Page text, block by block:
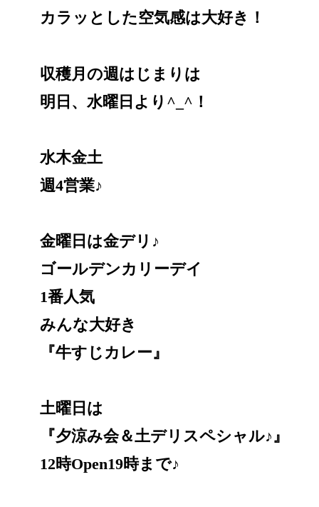
カラッとした空気感は大好き！
収穫月の週はじまりは
明日、水曜日より^_^！
水木金土
週4営業♪
金曜日は金デリ♪
ゴールデンカリーデイ
1番人気
みんな大好き
『牛すじカレー』
土曜日は
『夕涼み会＆土デリスペシャル♪』
12時Open19時まで♪